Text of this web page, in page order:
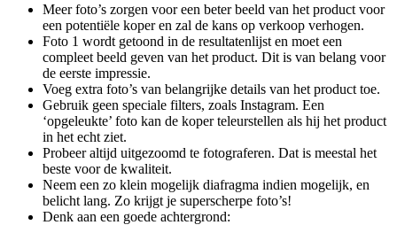
Meer foto’s zorgen voor een beter beeld van het product voor
een potentiële koper en zal de kans op verkoop verhogen.
Foto 1 wordt getoond in de resultatenlijst en moet een
compleet beeld geven van het product. Dit is van belang voor
de eerste impressie.
Voeg extra foto’s van belangrijke details van het product toe.
Gebruik geen speciale filters, zoals Instagram. Een
‘opgeleukte’ foto kan de koper teleurstellen als hij het product
in het echt ziet.
Probeer altijd uitgezoomd te fotograferen. Dat is meestal het
beste voor de kwaliteit.
Neem een zo klein mogelijk diafragma indien mogelijk, en
belicht lang. Zo krijgt je superscherpe foto’s!
Denk aan een goede achtergrond: